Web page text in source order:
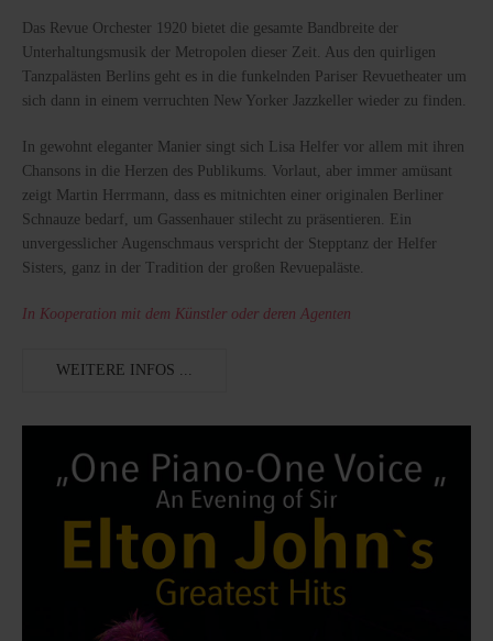
Das Revue Orchester 1920 bietet die gesamte Bandbreite der
Unterhaltungsmusik der Metropolen dieser Zeit. Aus den quirligen
Tanzpalästen Berlins geht es in die funkelnden Pariser Revuetheater um
sich dann in einem verruchten New Yorker Jazzkeller wieder zu finden.
In gewohnt eleganter Manier singt sich Lisa Helfer vor allem mit ihren
Chansons in die Herzen des Publikums. Vorlaut, aber immer amüsant
zeigt Martin Herrmann, dass es mitnichten einer originalen Berliner
Schnauze bedarf, um Gassenhauer stilecht zu präsentieren. Ein
unvergesslicher Augenschmaus verspricht der Stepptanz der Helfer
Sisters, ganz in der Tradition der großen Revuepaläste.
In Kooperation mit dem Künstler oder deren Agenten
WEITERE INFOS ...